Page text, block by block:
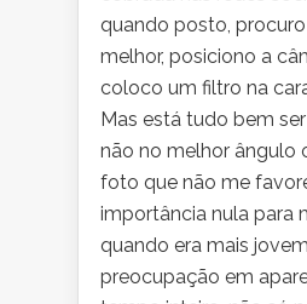
quando posto,
melhor, posiciono a
coloco um filtro na
Mas está tudo bem
não no melhor ângulo
foto que não me
importância nula para
quando era mais
preocupação em